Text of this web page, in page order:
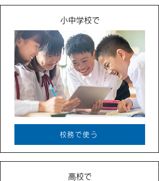
小中学校で
校務で使う
高校で